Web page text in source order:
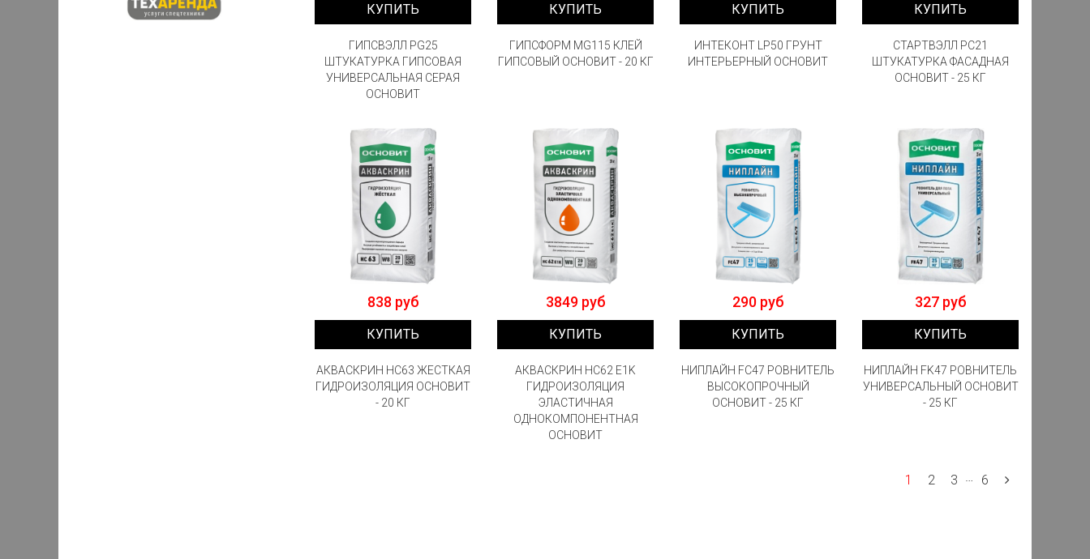
КУПИТЬ
ГИПСВЭЛЛ PG25
ШТУКАТУРКА ГИПСОВАЯ
УНИВЕРСАЛЬНАЯ СЕРАЯ
ОСНОВИТ
КУПИТЬ
ГИПСФОРМ MG115 КЛЕЙ
ГИПСОВЫЙ ОСНОВИТ - 20 КГ
КУПИТЬ
ИНТЕКОНТ LP50 ГРУНТ
ИНТЕРЬЕРНЫЙ ОСНОВИТ
КУПИТЬ
СТАРТВЭЛЛ PC21
ШТУКАТУРКА ФАСАДНАЯ
ОСНОВИТ - 25 КГ
838 руб
КУПИТЬ
АКВАСКРИН НС63 ЖЕСТКАЯ
ГИДРОИЗОЛЯЦИЯ ОСНОВИТ
- 20 КГ
3849 руб
КУПИТЬ
АКВАСКРИН HC62 E1K
ГИДРОИЗОЛЯЦИЯ
ЭЛАСТИЧНАЯ
ОДНОКОМПОНЕНТНАЯ
ОСНОВИТ
290 руб
КУПИТЬ
НИПЛАЙН FC47 РОВНИТЕЛЬ
ВЫСОКОПРОЧНЫЙ
ОСНОВИТ - 25 КГ
327 руб
КУПИТЬ
НИПЛАЙН FK47 РОВНИТЕЛЬ
УНИВЕРСАЛЬНЫЙ ОСНОВИТ
- 25 КГ
1 2 3 6